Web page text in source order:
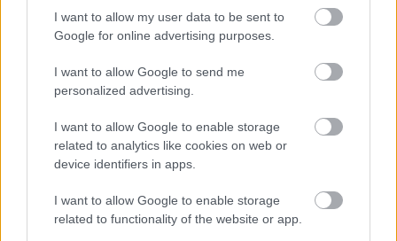
I want to allow my user data to be sent to
Google for online advertising purposes.
I want to allow Google to send me
personalized advertising.
I want to allow Google to enable storage
related to analytics like cookies on web or
device identifiers in apps.
I want to allow Google to enable storage
related to functionality of the website or app.
6 γραφικά χωριά των Κυκλάδων που αξίζει να
ανακαλύψετε